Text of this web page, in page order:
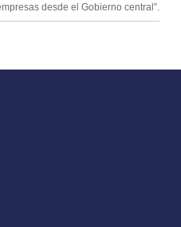
desde el Gobierno central”.